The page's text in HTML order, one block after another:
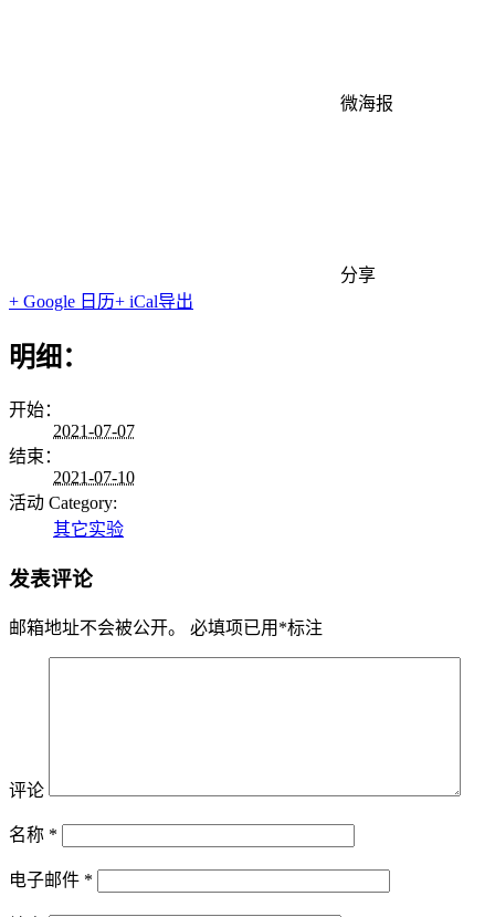
微海报
分享
+ Google 日历+ iCal导出
明细：
开始：
2021-07-07
结束：
2021-07-10
活动 Category:
其它实验
发表评论
邮箱地址不会被公开。 必填项已用 *标注
评论
名称 *
电子邮件 *